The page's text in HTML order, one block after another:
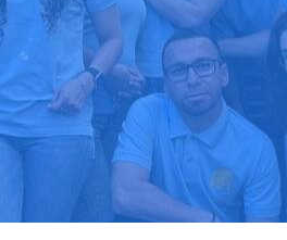
Llama hoy:
Más de 1000 clientes
⭐⭐⭐⭐⭐